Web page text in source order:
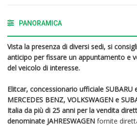
PANORAMICA
Vista la presenza di diversi sedi, si
anticipo per fissare un appuntamento e
del veicolo di interesse .
Elitcar, concessionario ufficiale SUBARU
MERCEDES BENZ, VOLKSWAGEN e
Italia da più di 25 anni per la vendita
denominate JAHRESWAGEN fornite